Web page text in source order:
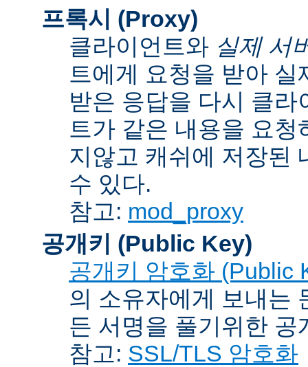
프록시 (Proxy)
클라이언트와 실제 서
트에게 요청을 받아
받은 응답을 다시 클
트가 같은 내용을 요
지않고 캐쉬에 저장된
수 있다.
참고: mod_proxy
공개키 (Public Key)
공개키 암호화 (Public
의 소유자에게 보내는
든 서명을 풀기위한 공
참고: SSL/TLS 암호화